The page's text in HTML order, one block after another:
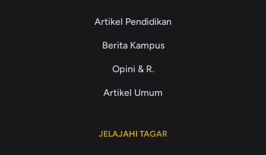
Artikel Pendidikan
Berita Kampus
Opini & R.
Artikel Umum
JELAJAHI TAGAR